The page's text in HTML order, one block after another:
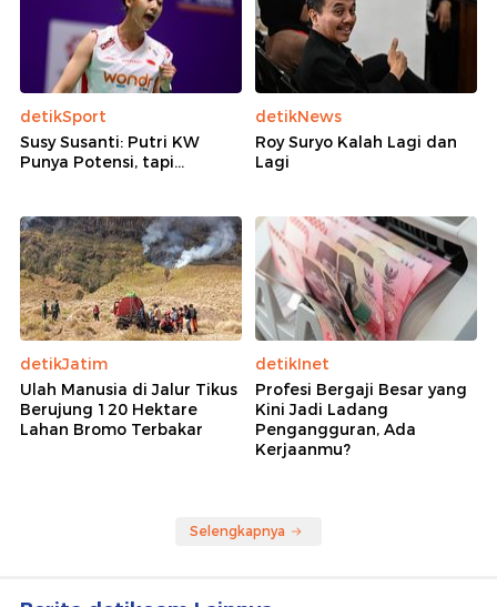
detikSport
Susy Susanti: Putri KW
Punya Potensi, tapi...
detikNews
Roy Suryo Kalah Lagi dan
Lagi
detikJatim
Ulah Manusia di Jalur Tikus
Berujung 120 Hektare
Lahan Bromo Terbakar
detikInet
Profesi Bergaji Besar yang
Kini Jadi Ladang
Pengangguran, Ada
Kerjaanmu?
Selengkapnya